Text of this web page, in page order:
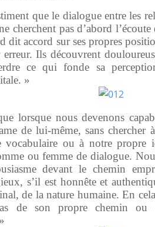
que le dialogue entre les
cherchent pas d’abord
dit accord sur ses propres
Ils découvrent
ce qui fonde sa
»
lorsque nous devenons
de lui-même, sans chercher
vocabulaire ou à notre propre
ou femme de dialogue.
devant le chemin
s’il est honnête et
de la nature humaine. En
de son propre chemin ou